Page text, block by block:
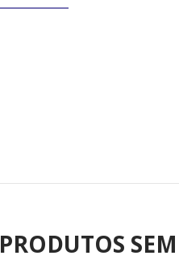
PRODUTOS